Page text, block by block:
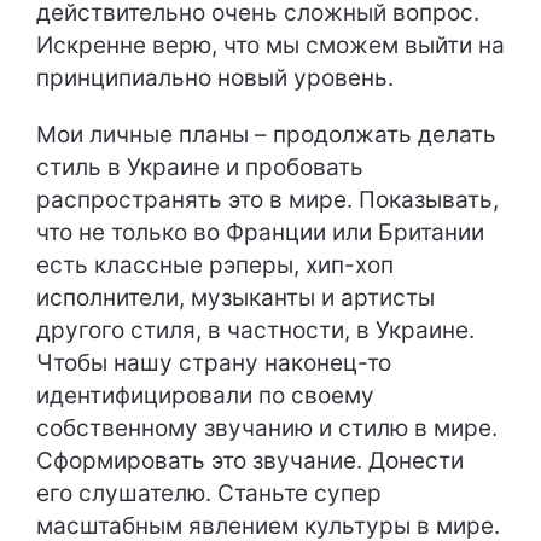
действительно очень сложный вопрос.
Искренне верю, что мы сможем выйти на
принципиально новый уровень.
Мои личные планы – продолжать делать
стиль в Украине и пробовать
распространять это в мире. Показывать,
что не только во Франции или Британии
есть классные рэперы, хип-хоп
исполнители, музыканты и артисты
другого стиля, в частности, в Украине.
Чтобы нашу страну наконец-то
идентифицировали по своему
собственному звучанию и стилю в мире.
Сформировать это звучание. Донести
его слушателю. Станьте супер
масштабным явлением культуры в мире.